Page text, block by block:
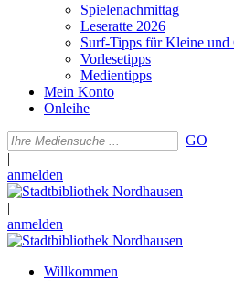
Spielenachmittag
Leseratte 2026
Surf-Tipps für Kleine und
Vorlesetipps
Medientipps
Mein Konto
Onleihe
GO
|
anmelden
|
anmelden
Willkommen